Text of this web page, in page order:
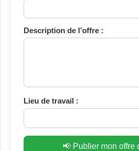
Description de l’offre :
Lieu de travail :
📢 Publier mon offre